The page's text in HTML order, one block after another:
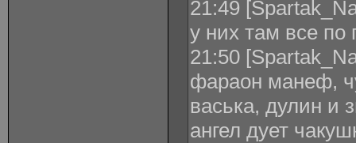
21:49
у них там все по
21:50
фараон манеф,
васька, дулин и
ангел дует